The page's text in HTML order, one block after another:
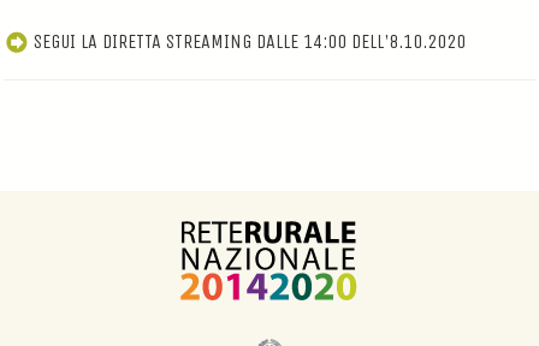
SEGUI LA DIRETTA STREAMING DALLE 14:00 DELL'8.10.2020